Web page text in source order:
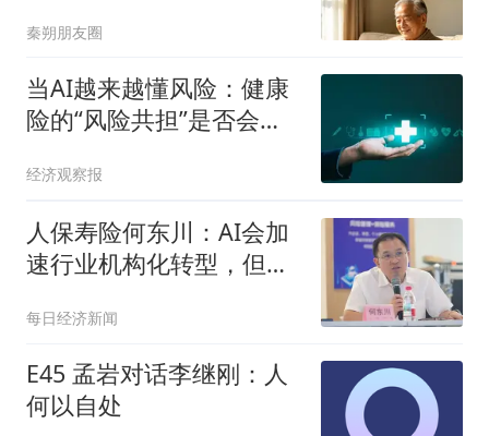
秦朔朋友圈
当AI越来越懂风险：健康
险的“风险共担”是否会被
经济观察报
人保寿险何东川：AI会加
速行业机构化转型，但不
每日经济新闻
E45 孟岩对话李继刚：人
何以自处